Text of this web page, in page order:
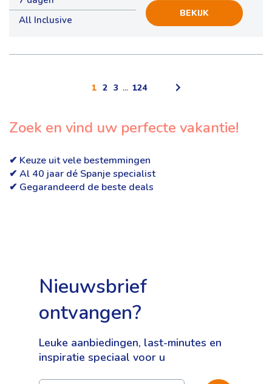
All Inclusive
BEKIJK
1 2 3 ... 124
Zoek en vind uw perfecte vakantie!
✔ Keuze uit vele bestemmingen
✔ Al 40 jaar dé Spanje specialist
✔ Gegarandeerd de beste deals
Nieuwsbrief
ontvangen?
Leuke aanbiedingen, last-minutes en
inspiratie speciaal voor u